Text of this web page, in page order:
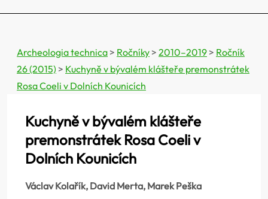
Archeologia technica > Ročníky > 2010–2019 > Ročník
26 (2015) > Kuchyně v bývalém klášteře premonstrátek
Rosa Coeli v Dolních Kounicích
Kuchyně v bývalém klášteře
premonstrátek Rosa Coeli v
Dolních Kounicích
Václav Kolařík, David Merta, Marek Peška